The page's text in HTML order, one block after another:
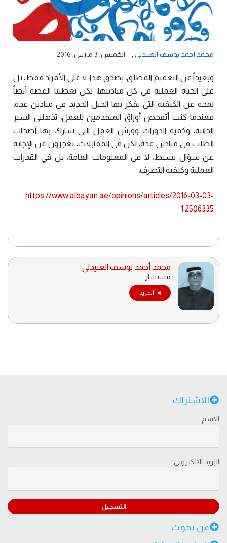
محمد أحمد يوسف العبيدلي , الخميس, 3 مارس, 2016
وبعيداً عن التعميم المطلق، يصدق هذا، لا على الأفراد فقط، بل
على الحياة العملية في كل ميادينها، لكن تعطينا القصة أيضاً
لمحة عن الكيفية التي يفكر بها الجيل الجديد في ميادين عدة،
فعندما كنت أتفحص أوراق المتقدمين للعمل، تذهلني السير
الذاتية، وكمية الدورات وورش العمل التي شارك بها أصحاب
الطلب في ميادين عدة، لكن في المقابلات، يعجزون عن الإجابة
عن سؤال بسيط، لا في المعلومات العامة، بل في القدرات
العملية وكيفية التصرف،
https://www.albayan.ae/opinions/articles/2016-03-03-
1.2586335
محمد أحمد يوسف العبيدلي
مستشار
المزيد
الاشتراك
الاسم
البريد الالكتروني
التسجيل
عن بحوث